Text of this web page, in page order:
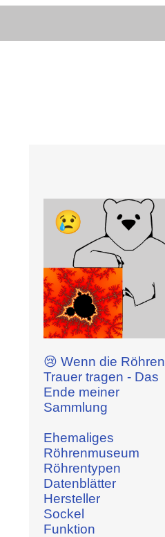
😢 Wenn die Röhren
Trauer tragen - Das
Ende meiner
Sammlung
Ehemaliges
Röhrenmuseum
Röhrentypen
Datenblätter
Hersteller
Sockel
Funktion